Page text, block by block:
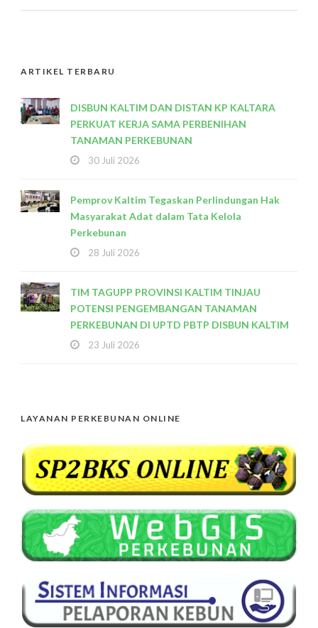
ARTIKEL TERBARU
DISBUN KALTIM DAN DISTAN KP KALTARA
PERKUAT KERJA SAMA PERBENIHAN
TANAMAN PERKEBUNAN
30 Juli 2026
Pemprov Kaltim Tegaskan Perlindungan Hak
Masyarakat Adat dalam Tata Kelola
Perkebunan
28 Juli 2026
TIM TAGUPP PROVINSI KALTIM TINJAU
POTENSI PENGEMBANGAN TANAMAN
PERKEBUNAN DI UPTD PBTP DISBUN KALTIM
23 Juli 2026
LAYANAN PERKEBUNAN ONLINE